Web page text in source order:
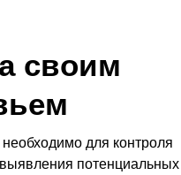
своим
для контроля
потенциальных